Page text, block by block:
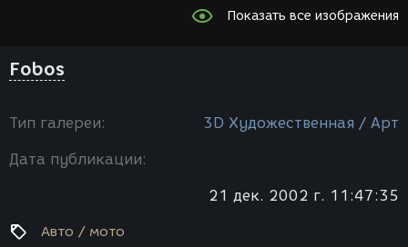
Показать все изображения
Fobos
Тип галереи: 3D Художественная / Арт
Дата публикации:
21 дек. 2002 г. 11:47:35
Авто / мото